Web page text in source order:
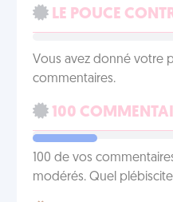
LE POUCE
Vous avez donné votre
commentaires.
100
100 de vos
modérés. Quel